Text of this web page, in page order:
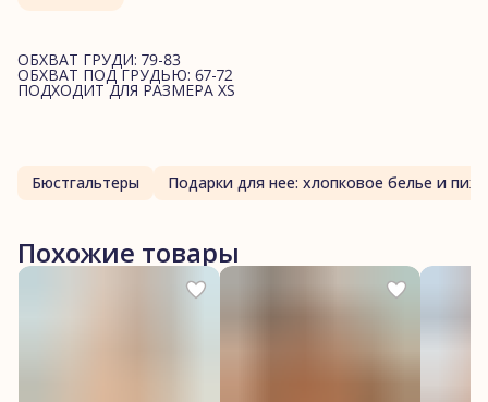
ОБХВАТ ГРУДИ: 79-83
ОБХВАТ ПОД ГРУДЬЮ: 67-72
ПОДХОДИТ ДЛЯ РАЗМЕРА XS
Бюстгальтеры
Похожие товары